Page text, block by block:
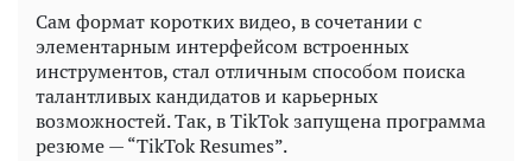
Сам формат коротких видео, в сочетании с
элементарным интерфейсом встроенных
инструментов, стал отличным способом поиска
талантливых кандидатов и карьерных
возможностей. Так, в TikTok запущена программа
резюме — “TikTok Resumes”.